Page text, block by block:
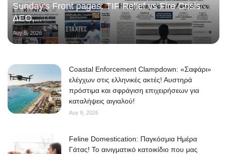
Sunday's Front pages: TIF Relief vs Fire Crisis -
ΔΕΘ,...
Αυγ 8, 2026
Coastal Enforcement Clampdown: «Σαφάρι»
ελέγχων στις ελληνικές ακτές! Αυστηρά
πρόστιμα και σφράγιση επιχειρήσεων για
καταλήψεις αιγιαλού!
Αυγ 8, 2026
Feline Domestication: Παγκόσμια Ημέρα
Γάτας! Το αινιγματικό κατοικίδιο που μας